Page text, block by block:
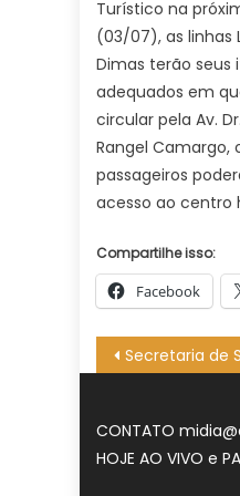
Turístico na
(03/07), as linhas
Dimas terão seus
adequados em
circular pela Av.
Rangel Camargo,
passageiros
acesso ao centro
Compartilhe isso:
Facebook
de
Post
Secretaria de Saúde realiza formatura de novos especialistas
CONTATO
HOJE AO VIVOe